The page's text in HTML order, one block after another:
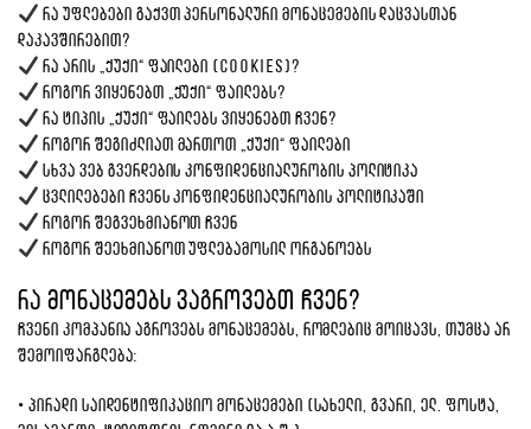
რა უფლებები გაქვთ პერსონალური მონაცემების დაცვასთან
დაკავშირებით?
რა არის „ქუქი“ ფაილები (cookies)?
როგორ ვიყენებთ „ქუქი“ ფაილებს?
რა ტიპის „ქუქი“ ფაილებს ვიყენებთ ჩვენ?
როგორ შეგიძლიათ მართოთ „ქუქი“ ფაილები
სხვა ვებ გვერდების კონფიდენციალურობის პოლიტიკა
ცვლილებები ჩვენს კონფიდენციალურობის პოლიტიკაში
როგორ შეგვეხმიანოთ ჩვენ
როგორ შეეხმიანოთ უფლებამოსილ ორგანოებს
რა მონაცემებს ვაგროვებთ ჩვენ?
ჩვენი კომპანია აგროვებს მონაცემებს, რომლებიც მოიცავს, თუმცა არ
შემოიფარგლება:
• პირადი საიდენტიფიკაციო მონაცემები (სახელი, გვარი, ელ. ფოსტა,